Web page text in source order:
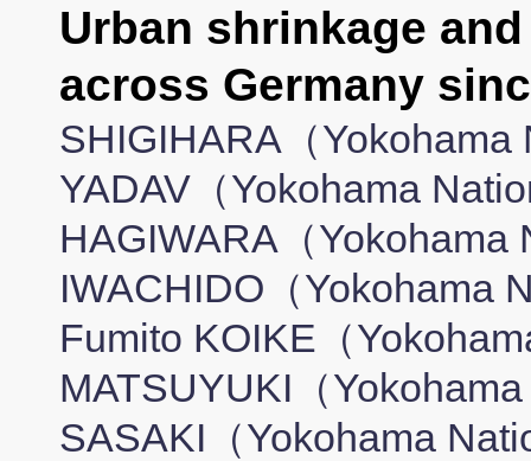
Urban shrinkage
across Germany
SHIGIHARA（
YADAV（Yokohama
HAGIWARA（Yokohama
IWACHIDO（Yokohama
Fumito KOIKE（
MATSUYUKI（
SASAKI（Yokohama